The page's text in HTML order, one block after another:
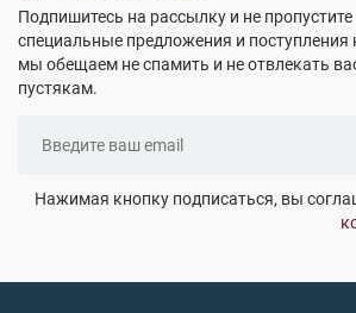
Подпишитесь на рассылку и не пропустите
специальные предложения и поступления
мы обещаем не спамить и не отвлекать
пустякам.
Нажимая кнопку подписаться, вы